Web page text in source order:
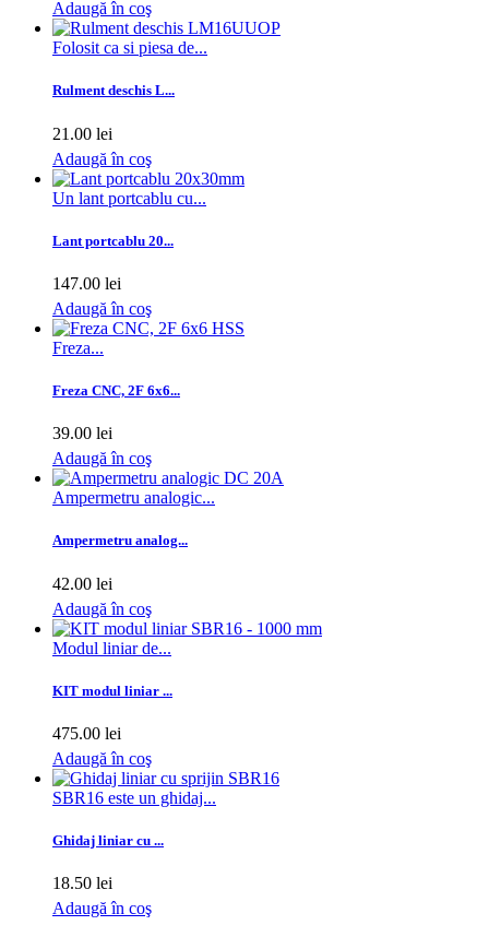
Adaugă în coş
Folosit ca si piesa de...
Rulment deschis L...
21.00 lei
Adaugă în coş
Un lant portcablu cu...
Lant portcablu 20...
147.00 lei
Adaugă în coş
Freza...
Freza CNC, 2F 6x6...
39.00 lei
Adaugă în coş
Ampermetru analogic...
Ampermetru analog...
42.00 lei
Adaugă în coş
Modul liniar de...
KIT modul liniar ...
475.00 lei
Adaugă în coş
SBR16 este un ghidaj...
Ghidaj liniar cu ...
18.50 lei
Adaugă în coş